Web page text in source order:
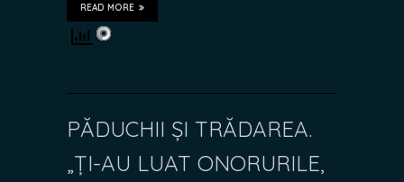
READ MORE
PĂDUCHII ȘI TRĂDAREA.
„ȚI-AU LUAT ONORURILE,